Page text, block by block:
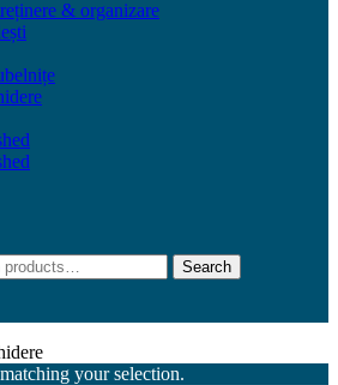
& organizare
Search
your selection.